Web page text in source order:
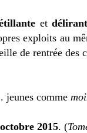
et
exploits au
de rentrée des
jeunes comme
octobre 2015. (